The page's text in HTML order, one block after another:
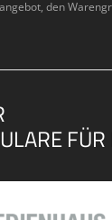
den
FÜR